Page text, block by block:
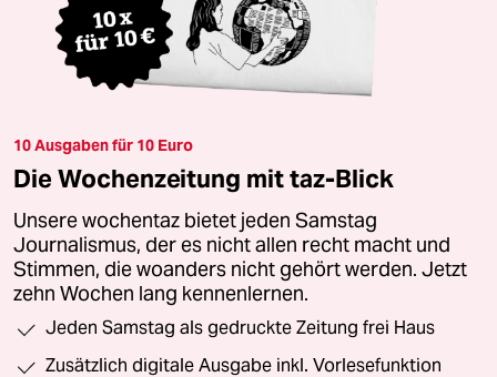
10 Ausgaben für 10 Euro
Die Wochenzeitung mit taz-Blick
Unsere wochentaz bietet jeden Samstag
Journalismus, der es nicht allen recht macht und
Stimmen, die woanders nicht gehört werden. Jetzt
zehn Wochen lang kennenlernen.
Jeden Samstag als gedruckte Zeitung frei Haus
Zusätzlich digitale Ausgabe inkl. Vorlesefunktion